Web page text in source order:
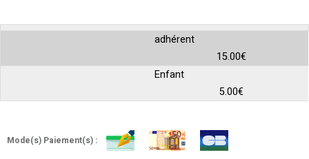
adhérent
15.00€
Enfant
5.00€
Mode(s) Paiement(s) :